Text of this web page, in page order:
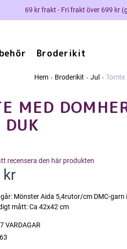
69 kr frakt - Fri frakt över 699 kr
Broderikit
Hem Broderikit Jul Tomte
MED
DUK
recensera den här produkten
kr
Mönster Aida 5,4rutor/cm DMC-
mått: Ca 42x42 cm
VARDAGAR